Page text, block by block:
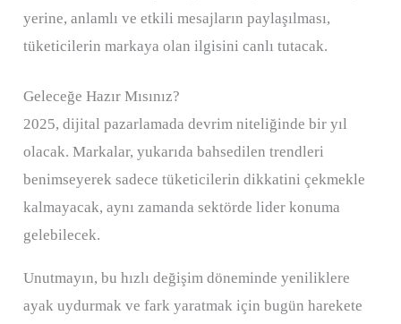
yerine, anlamlı ve etkili mesajların paylaşılması,
tüketicilerin markaya olan ilgisini canlı tutacak.
Geleceğe Hazır Mısınız?
2025, dijital pazarlamada devrim niteliğinde bir yıl
olacak. Markalar, yukarıda bahsedilen trendleri
benimseyerek sadece tüketicilerin dikkatini çekmekle
kalmayacak, aynı zamanda sektörde lider konuma
gelebilecek.
Unutmayın, bu hızlı değişim döneminde yeniliklere
ayak uydurmak ve fark yaratmak için bugün harekete